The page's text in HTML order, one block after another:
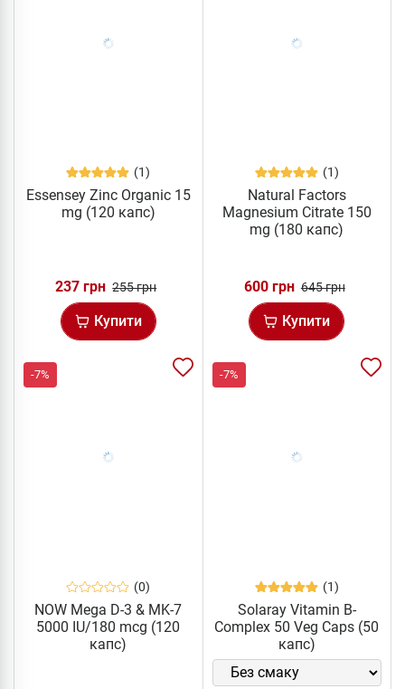
(1)
Essensey Zinc Organic 15
mg (120 капс)
237 грн 255 грн
Купити
(1)
Natural Factors
Magnesium Citrate 150
mg (180 капс)
600 грн 645 грн
Купити
-7%
(0)
NOW Mega D-3 & MK-7
5000 IU/180 mcg (120
капс)
-7%
(1)
Solaray Vitamin B-
Complex 50 Veg Caps (50
капс)